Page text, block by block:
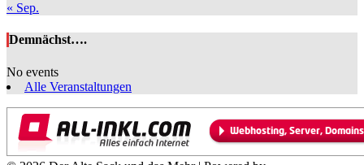
« Sep.
Demnächst….
No events
Alle Veranstaltungen